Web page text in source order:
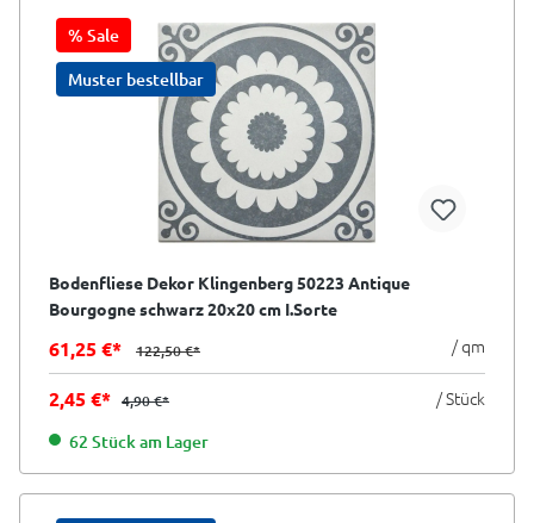
% Sale
Muster bestellbar
Bodenfliese Dekor Klingenberg 50223 Antique
Bourgogne schwarz 20x20 cm I.Sorte
61,25 €* 122,50 €* / qm
2,45 €* 4,90 €* / Stück
62 Stück am Lager